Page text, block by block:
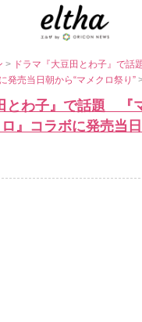
> ドラマ『大豆田とわ子』で話
発売当日朝から“マメクロ祭り”
とわ子』で話題 『
』コラボに発売当